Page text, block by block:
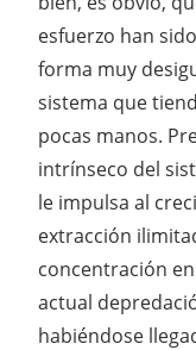
esfuerzo han
forma muy
sistema que
pocas manos.
intrínseco del
le impulsa al
extracción
concentración
actual
habiéndose